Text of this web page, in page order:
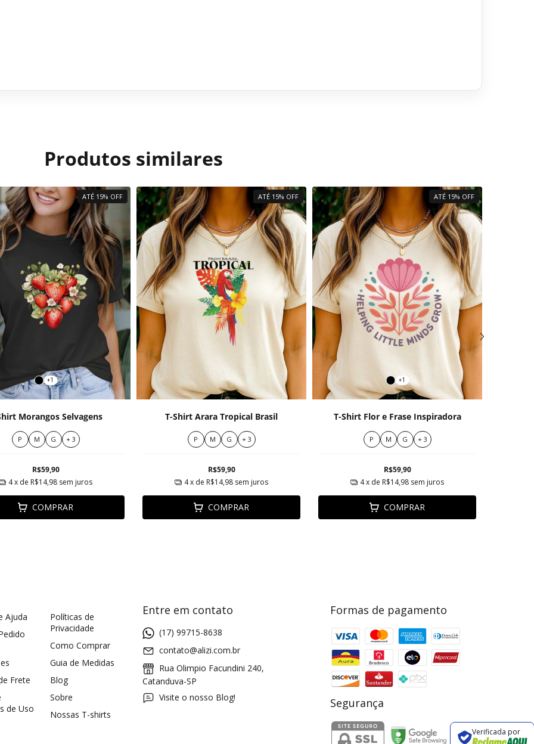
Produtos similares
ATÉ 15% OFF
+1
Morangos Selvagens
P M G + 3
R$59,90
4x de R$14,98 sem juros
COMPRAR
ATÉ 15% OFF
T-Shirt Arara Tropical Brasil
P M G + 3
R$59,90
4x de R$14,98 sem juros
COMPRAR
ATÉ 15% OFF
+1
T-Shirt Flor e Frase Inspiradora
P M G + 3
R$59,90
4x de R$14,98 sem juros
COMPRAR
Ajuda
Frete
de Uso
Políticas de
Privacidade
Como Comprar
Guia de Medidas
Blog
Sobre
Nossas T-shirts
Entre em contato
(17) 99715-8638
contato@alizi.com.br
Rua Olimpio Facundini 240,
Catanduva-SP
Visite o nosso Blog!
Formas de pagamento
Segurança
Verificada por